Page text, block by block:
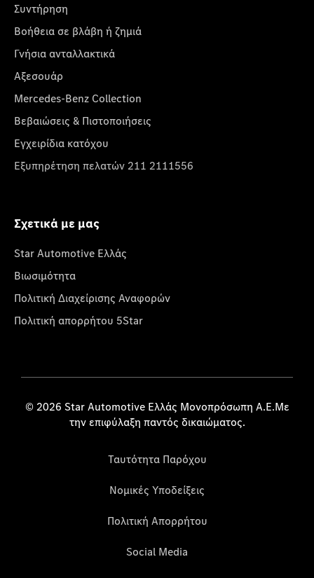
Συντήρηση
Βοήθεια σε βλάβη ή ζημιά
Γνήσια ανταλλακτικά
Αξεσουάρ
Mercedes-Benz Collection
Βεβαιώσεις & Πιστοποιήσεις
Εγχειρίδια κατόχου
Εξυπηρέτηση πελατών 211 2111556
Σχετικά με μας
Star Automotive Ελλάς
Βιωσιμότητα
Πολιτική Διαχείρισης Αναφορών
Πολιτική απορρήτου 5Star
© 2026 Star Automotive Ελλάς Μονοπρόσωπη Α.Ε.Με
την επιφύλαξη παντός δικαιώματος.
Ταυτότητα Παρόχου
Νομικές Υποδείξεις
Πολιτική Απορρήτου
Social Media